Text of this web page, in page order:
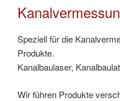
Speziell für die
Produkte.
Kanalbaulaser,
Wir führen Produkte